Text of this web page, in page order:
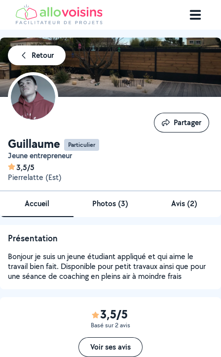
Retour
Guillaume Particulier
Jeune entrepreneur
3,5/5
Pierrelatte (Est)
Partager
Partager
Accueil Photos (3) Avis (2)
Présentation
Bonjour je suis un jeune étudiant appliqué et qui aime le
travail bien fait. Disponible pour petit travaux ainsi que pour
une séance de coaching en pleins air à moindre frais
3,5/5
Basé sur 2 avis
Voir ses avis